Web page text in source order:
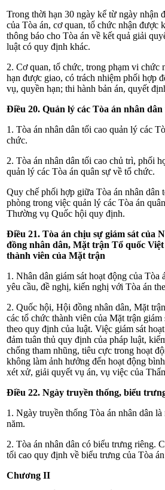
Trong thời hạn 30 ngày kể từ ngày nhận
của Tòa án, cơ quan, tổ chức nhận được
thông báo cho Tòa án về kết quả giải
luật có quy định khác.
2. Cơ quan, tổ chức, trong phạm vi chức
hạn được giao, có trách nhiệm phối hợp
vụ, quyền hạn; thi hành bản án, quyết
Điều 20. Quản lý các Tòa án nhân dân
1. Tòa án nhân dân tối cao quản lý các
chức.
2. Tòa án nhân dân tối cao chủ trì, phối
quản lý các Tòa án quân sự về tổ chức.
Quy chế phối hợp giữa Tòa án nhân dân
phòng trong việc quản lý các Tòa án
Thường vụ Quốc hội quy định.
Điều 21. Tòa án chịu sự giám sát của
đồng nhân dân, Mặt trận Tổ quốc
thành viên của Mặt trận
1. Nhân dân giám sát hoạt động của Tòa
yêu cầu, đề nghị, kiến nghị với Tòa án
2. Quốc hội, Hội đồng nhân dân, Mặt
các tổ chức thành viên của Mặt trận giám
theo quy định của luật. Việc giám sát
đảm tuân thủ quy định của pháp luật,
chống tham nhũng, tiêu cực trong hoạt
không làm ảnh hưởng đến hoạt động
xét xử, giải quyết vụ án, vụ việc của
Điều 22. Ngày truyền thống, biểu
1. Ngày truyền thống Tòa án nhân dân
năm.
2. Tòa án nhân dân có biểu trưng riêng.
tối cao quy định về biểu trưng của Tòa
Chương II